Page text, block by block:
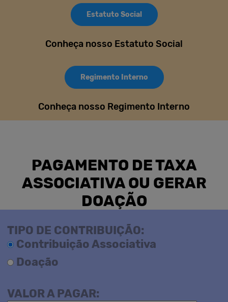
Estatuto Social
Conheça nosso Estatuto Social
Regimento Interno
Conheça nosso Regimento Interno
PAGAMENTO DE TAXA
ASSOCIATIVA OU GERAR
DOAÇÃO
TIPO DE CONTRIBUIÇÃO:
Contribuição Associativa
Doação
VALOR A PAGAR: